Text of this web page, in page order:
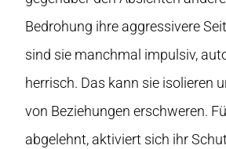
Bedrohung ihre aggressivere
sind sie manchmal impulsiv,
herrisch. Das kann sie isolieren
von Beziehungen erschweren.
abgelehnt, aktiviert sich ihr